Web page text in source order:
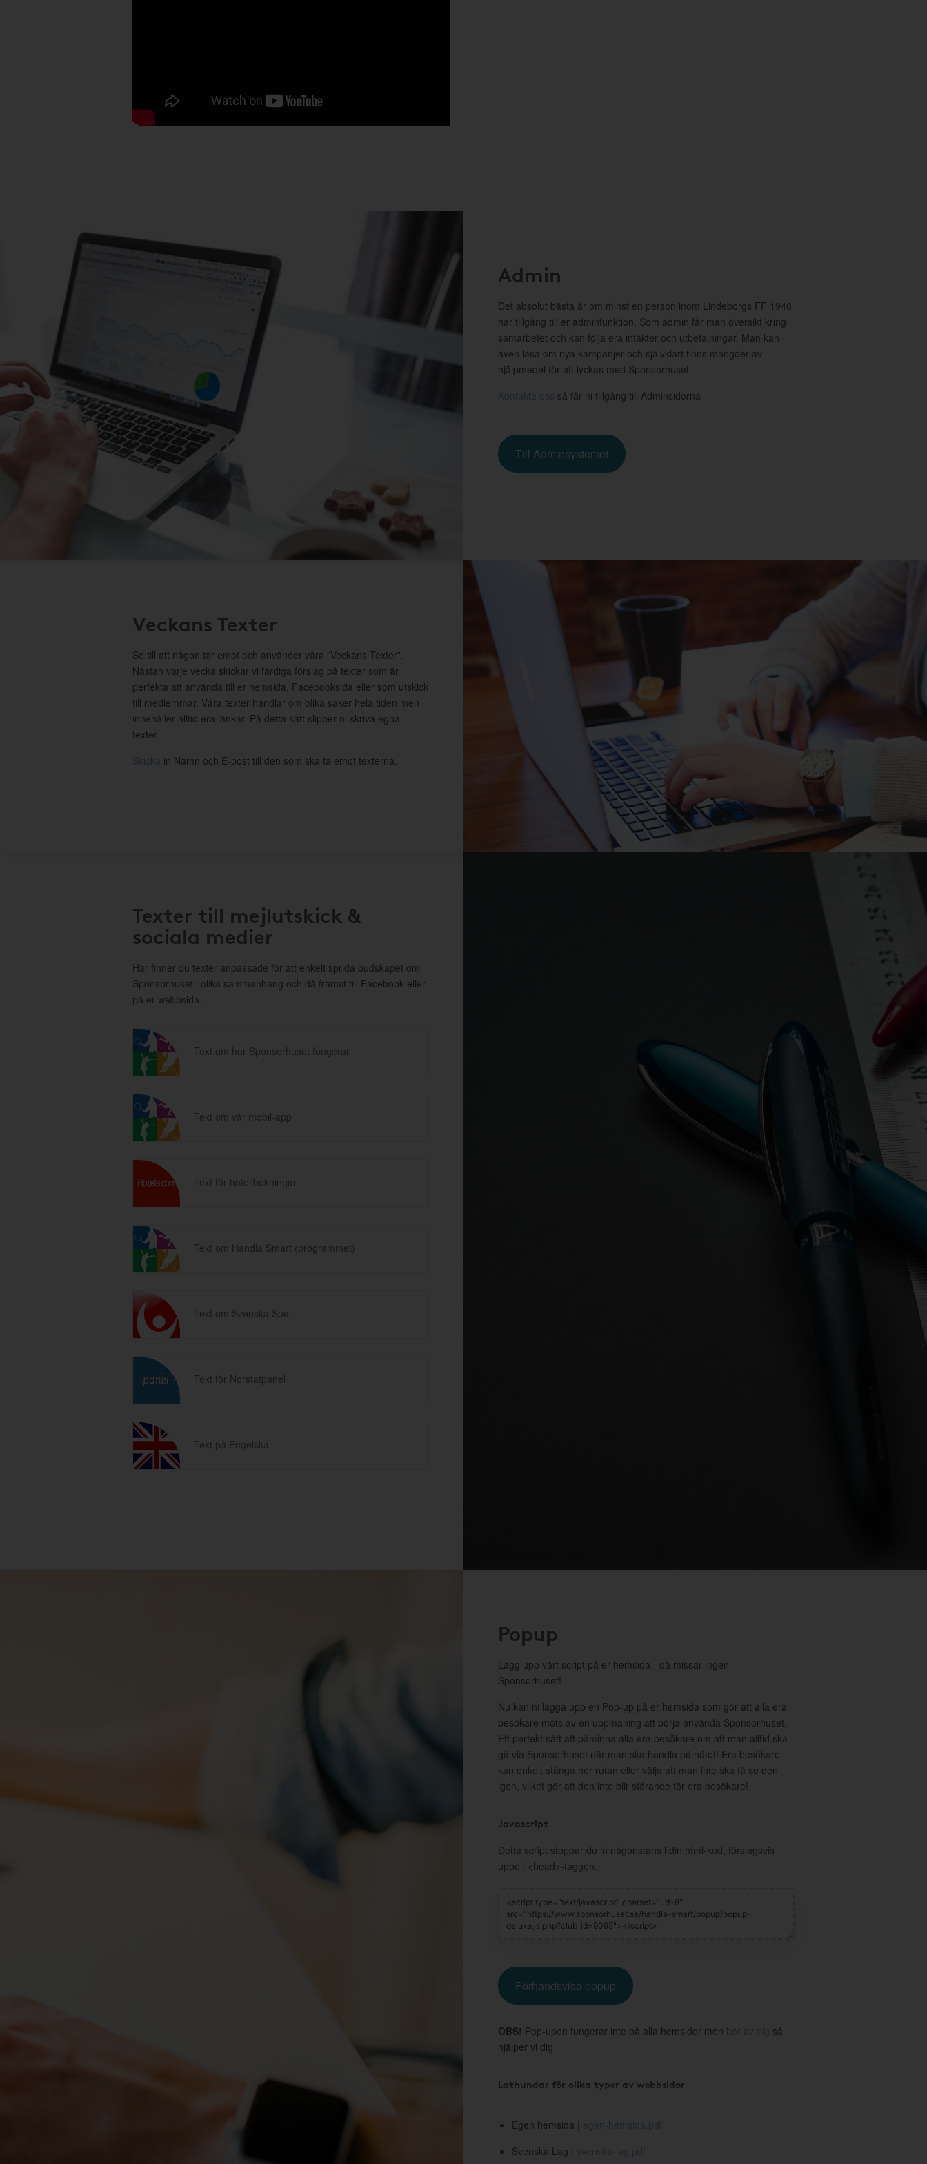
Admin
Det absolut bästa är om minst en person inom Lindeborgs FF 1948
har tillgång till er adminfunktion. Som admin får man översikt kring
samarbetet och kan följa era intäkter och utbetalningar. Man kan
även läsa om nya kampanjer och självklart finns mängder av
hjälpmedel för att lyckas med Sponsorhuset.
Kontakta oss så får ni tillgång till Adminsidorna
Till Adminsystemet
Veckans Texter
Se till att någon tar emot och använder våra ”Veckans Texter”.
Nästan varje vecka skickar vi färdiga förslag på texter som är
perfekta att använda till er hemsida, Facebooksida eller som utskick
till medlemmar. Våra texter handlar om olika saker hela tiden men
innehåller alltid era länkar. På detta sätt slipper ni skriva egna
texter.
Skicka in Namn och E-post till den som ska ta emot texterna.
Texter till mejlutskick &
sociala medier
Här finner du texter anpassade för att enkelt sprida budskapet om
Sponsorhuset i olika sammanhang och då främst till Facebook eller
på er webbsida.
Text om hur Sponsorhuset fungerar
Text om vår mobil-app
Text för hotellbokningar
Text om Handla Smart (programmet)
Text om Svenska Spel
Text för Norstatpanel
Text på Engelska
Popup
Lägg upp vårt script på er hemsida - då missar ingen
Sponsorhuset!
Nu kan ni lägga upp en Pop-up på er hemsida som gör att alla era
besökare möts av en uppmaning att börja använda Sponsorhuset.
Ett perfekt sätt att påminna alla era besökare om att man alltid ska
gå via Sponsorhuset när man ska handla på nätet! Era besökare
kan enkelt stänga ner rutan eller välja att man inte ska få se den
igen, vilket gör att den inte blir störande för era besökare!
Javascript
Detta script stoppar du in någonstans i din html-kod, förslagsvis
uppe i <head>-taggen.
Förhandsvisa popup
OBS! Pop-upen fungerar inte på alla hemsidor men hör av dig
så
hjälper vi dig
Lathundar för olika typer av webbsidor
Egen hemsida | egen-hemsida.pdf
Svenska Lag | svenska-lag.pdf